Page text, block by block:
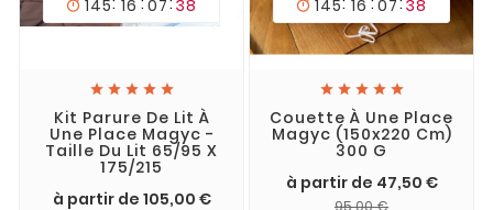
 145 16 07 38
    
Kit Parure De Lit À
Une Place Magyc -
Taille Du Lit 65/95 X
175/215
à partir de 105,00 €
 145 16 07 38
    
Couette À Une Place
Magyc (150x220 Cm)
300 G
à partir de 47,50 €
95,00 €